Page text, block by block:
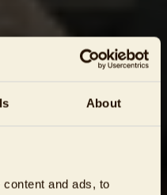
About
and ads, to